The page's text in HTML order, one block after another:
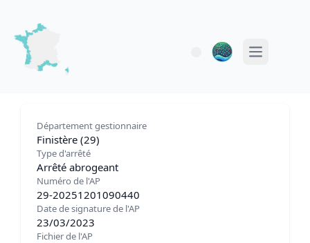
Open main
Département gestionnaire
Finistère (29)
Type d'arrêté
Arrêté abrogeant
Numéro de l'AP
29-20251201090440
Date de signature de l'AP
23/03/2023
Fichier de l'AP